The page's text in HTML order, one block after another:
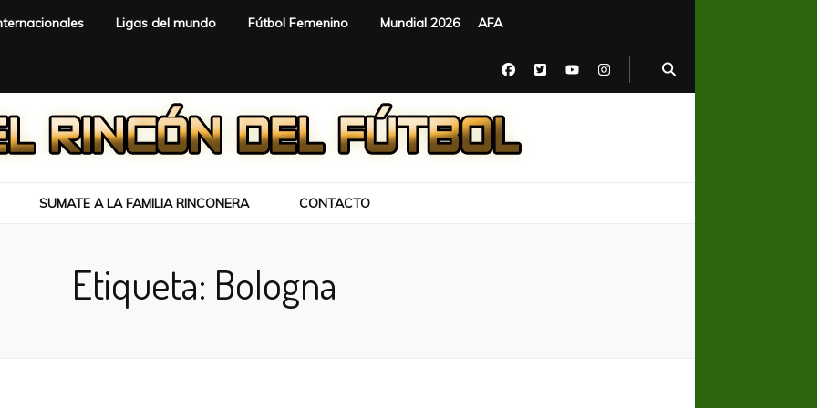
Ligas del mundo Fútbol Femenino Mundial 2026 AFA
SUMATE A LA FAMILIA RINCONERA CONTACTO
Etiqueta: Bologna